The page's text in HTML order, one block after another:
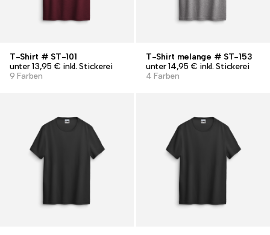
T-Shirt # ST-101
unter 13,95 € inkl. Stickerei
9 Farben
T-Shirt melange # ST-153
unter 14,95 € inkl. Stickerei
4 Farben